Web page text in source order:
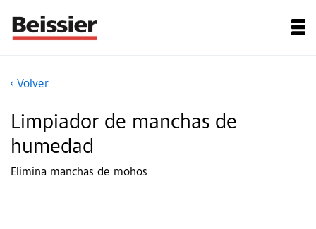
Volver
Limpiador de manchas de
humedad
Elimina manchas de mohos